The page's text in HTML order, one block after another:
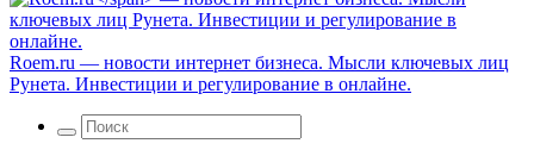
Roem.ru — новости интернет бизнеса. Мысли ключевых лиц
Рунета. Инвестиции и регулирование в онлайне.